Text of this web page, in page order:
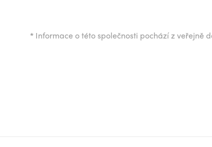
* Informace o této společnosti pochází z veřejně